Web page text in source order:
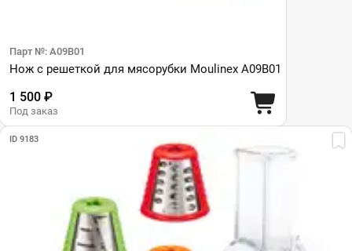
Парт №: A09B01
Нож с решеткой для мясорубки Moulinex A09B01
1 500 ₽
Под заказ
ID 9183